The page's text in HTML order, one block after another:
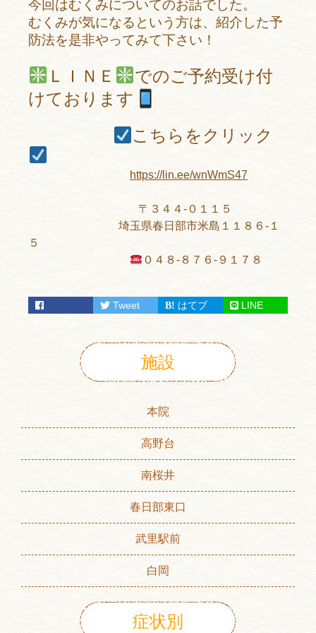
今回はむくみについてのお話でした。
むくみが気になるという方は、紹介した予
防法を是非やってみて下さい！
ＬＩＮＥ
でのご予約受け付
けております
こちらをクリック
https://lin.ee/wnWmS47
〒３４４-０１１５
埼玉県春日部市米島１１８６-１
５
０４８-８７６-９１７８
Tweet はてブ LINE
施設
本院
高野台
南桜井
春日部東口
武里駅前
白岡
症状別